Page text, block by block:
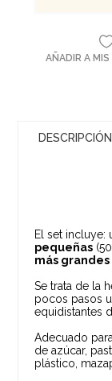
AÑADIR A
DESCRIPCIÓN
El set incluye:
pequeñas
más grandes
Se trata de la
pocos pasos
equidistantes
Adecuado
de azúcar,
plástico,